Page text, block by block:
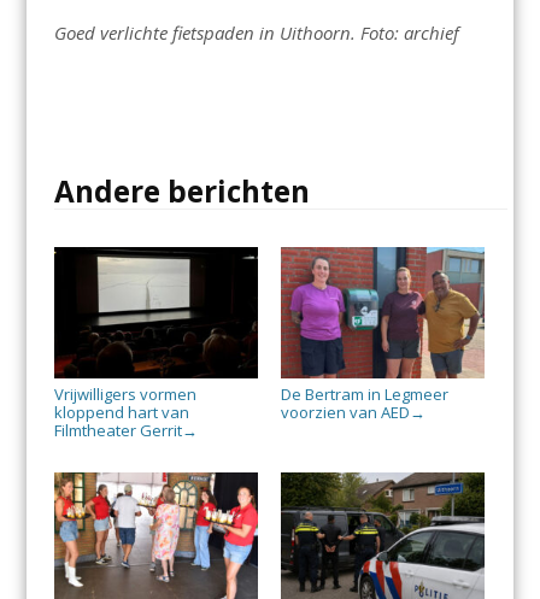
Goed verlichte fietspaden in Uithoorn. Foto: archief
Andere berichten
Vrijwilligers vormen
kloppend hart van
Filmtheater Gerrit→
De Bertram in Legmeer
voorzien van AED →